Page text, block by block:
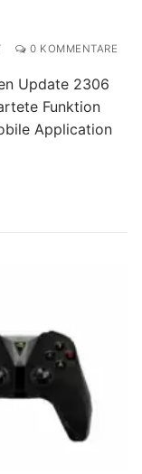
0 KOMMENTARE
Update 2306
Funktion
Application